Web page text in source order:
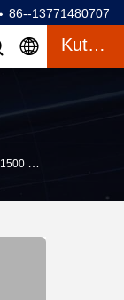
86--13771480707
Kutipan
1500 × 5000mm CNC V Grooving Machine, Mesin Bentukan Hidrolik Putih